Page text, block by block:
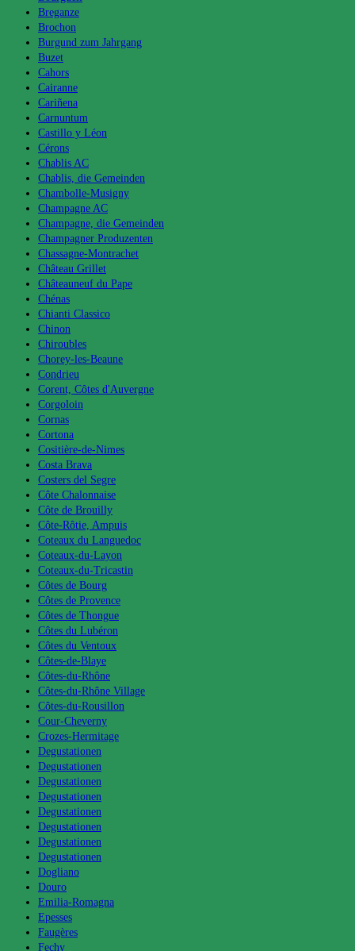
Breganze
Brochon
Burgund zum Jahrgang
Buzet
Cahors
Cairanne
Cariñena
Carnuntum
Castillo y Léon
Cérons
Chablis AC
Chablis, die Gemeinden
Chambolle-Musigny
Champagne AC
Champagne, die Gemeinden
Champagner Produzenten
Chassagne-Montrachet
Château Grillet
Châteauneuf du Pape
Chénas
Chianti Classico
Chinon
Chiroubles
Chorey-les-Beaune
Condrieu
Corent, Côtes d'Auvergne
Corgoloin
Cornas
Cortona
Cositière-de-Nimes
Costa Brava
Costers del Segre
Côte Chalonnaise
Côte de Brouilly
Côte-Rôtie, Ampuis
Coteaux du Languedoc
Coteaux-du-Layon
Coteaux-du-Tricastin
Côtes de Bourg
Côtes de Provence
Côtes de Thongue
Côtes du Lubéron
Côtes du Ventoux
Côtes-de-Blaye
Côtes-du-Rhône
Côtes-du-Rhône Village
Côtes-du-Rousillon
Cour-Cheverny
Crozes-Hermitage
Degustationen
Degustationen
Degustationen
Degustationen
Degustationen
Degustationen
Degustationen
Degustationen
Dogliano
Douro
Emilia-Romagna
Epesses
Faugères
Fechy